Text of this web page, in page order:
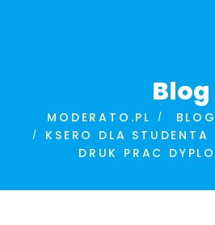
Blog
MODERATO.PL BLOG
KSERO DLA
DRUK PRAC